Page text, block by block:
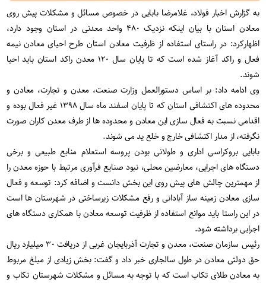
به گزارش اخبار فولاد، غلامرضا بابایی در خصوص مسائل و مشکلات پیش روی
معادن استان با بیان اینکه نزدیک ۴۸۰ واحد معدنی در استان وجود دارد،
اظهارکرد: در راستای استفاده از ظرفیت معادن استان طرح احیای معادن نیمه
فعال و راکد آغاز شده است که تا پایان سال ۱۲۰ معدن راکد استان باید احیا
شوند.
وی ادامه داد: بر اساس دستورالعمل وزارت صنعت، معدن و تجارت، معادن و
محدوده های اکتشافی استان که تا پایان اسفند ماه سال ۱۳۹۸ غیر فعال بوده و
اقدامی نسبت به فعال سازی این معادن و محدوده ها از طرف معدن کاران صورت
نگرفته، از مدار اکتشافی خارج و خلع ید می شوند.
بابایی بروکراسی اداری و طولانی بودن پروسه استعلام منابع طبیعی و برخی
دستگاه های اجرایی، معارضین محلی، نبود صنایع فرآوری مرتبط با حوزه معدن را
از مهمترین چالش های پیش روی این بخش دانست و اضافه کرد: توسعه و فعال
سازی معادن زمینه ساز آبادانی و رفع مشکلات زیرساختی در شهرستان ها است
در این راستا باید موانع استفاده از ظرفیت توسعه معادن با همکاری دستگاه های
اجرایی برداشته شود.
رئیس سازمان صنعت، معدن و تجارت آذربایجان غربی از دریافت ۳۰ میلیارد ریال
حق دولتی معادن در طول سالجاری خبر داد و گفت: بخش زیادی از مبلغ مربوط
به معادن طلای تکاب است که با توجه به مسائل و مشکلات شهرستان تکاب و